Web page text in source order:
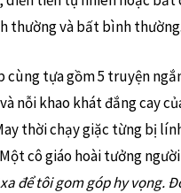
thường và bất bình thường.
tựa gồm 5 truyện
nỗi khao khát đắng cay
thời chạy giặc từng bị
cô giáo hoài tưởng
để tôi gom góp hy vọng.